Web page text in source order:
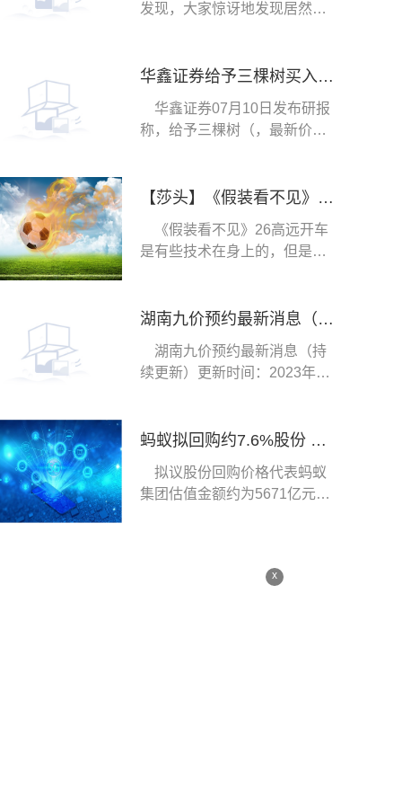
发现，大家惊讶地发现居然有
华鑫证券给予三棵树买入评级，公司事件点评报告：Q2净利率创新高，贝塔下行背景下凸显管理能力
华鑫证券07月10日发布研报
称，给予三棵树（，最新价：
【莎头】《假装看不见》（二十六）
《假装看不见》26高远开车
是有些技术在身上的，但是大
湖南九价预约最新消息（持续更新）
湖南九价预约最新消息（持
续更新）更新时间：2023年7
蚂蚁拟回购约7.6%股份 阿里正考虑是否参与
拟议股份回购价格代表蚂蚁
集团估值金额约为5671亿元人
x